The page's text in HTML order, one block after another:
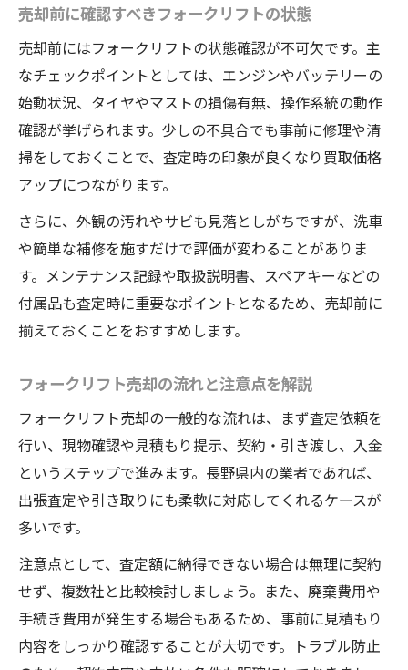
す影響
フォークリフト部品の状態評価ポイント解
説
長野県で資産を最大化する売却のヒント
フォークリフト売却で資産管理を最適化す
る方法
を高める
複数業者比較でフォークリフト売却の利益
を拡大
フォークリフト売却後の資産運用アドバイ
資産効率アップに役立つフォークリフト情
報収集術
売却前に確認すべきフォークリフトの状態
売却前にはフォークリフトの状態確認が不可欠です。主
なチェックポイントとしては、エンジンやバッテリーの
始動状況、タイヤやマストの損傷有無、操作系統の動作
確認が挙げられます。少しの不具合でも事前に修理や清
掃をしておくことで、査定時の印象が良くなり買取価格
アップにつながります。
さらに、外観の汚れやサビも見落としがちですが、洗車
や簡単な補修を施すだけで評価が変わることがありま
す。メンテナンス記録や取扱説明書、スペアキーなどの
付属品も査定時に重要なポイントとなるため、売却前に
揃えておくことをおすすめします。
フォークリフト売却の流れと注意点を解説
フォークリフト売却の一般的な流れは、まず査定依頼を
行い、現物確認や見積もり提示、契約・引き渡し、入金
というステップで進みます。長野県内の業者であれば、
出張査定や引き取りにも柔軟に対応してくれるケースが
多いです。
注意点として、査定額に納得できない場合は無理に契約
せず、複数社と比較検討しましょう。また、廃棄費用や
手続き費用が発生する場合もあるため、事前に見積もり
内容をしっかり確認することが大切です。トラブル防止